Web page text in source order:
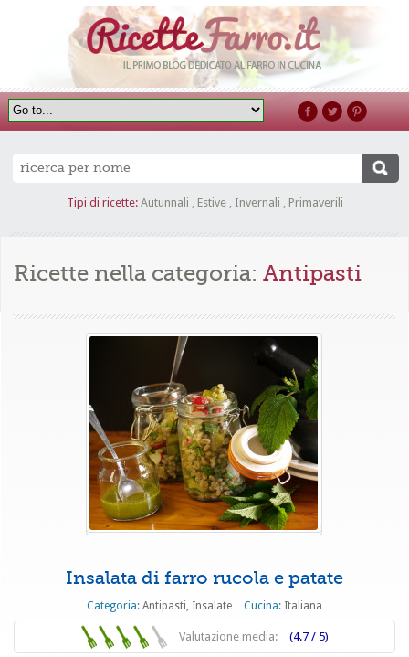
Tipi di ricette: Autunnali , Estive, Invernali , Primaverili
Ricette nella categoria:Antipasti
Insalata di farro rucola e patate
Categoria: Antipasti, Insalate Cucina: Italiana
Valutazione media: (4.7 / 5)